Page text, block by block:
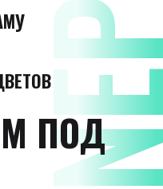
ПОД